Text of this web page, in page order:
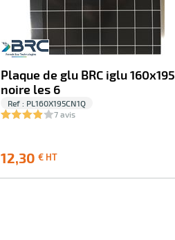
Plaque de glu BRC iglu 160x195
noire les 6
Ref : PL160X195CN1Q
7 avis
12,30 € HT
HT